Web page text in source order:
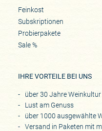
Feinkost
Subskriptionen
Probierpakete
Sale %
IHRE VORTEILE BEI UNS
über 30 Jahre
Lust am Genuss
über 1000 ausgewählte
Versand in Paketen mit